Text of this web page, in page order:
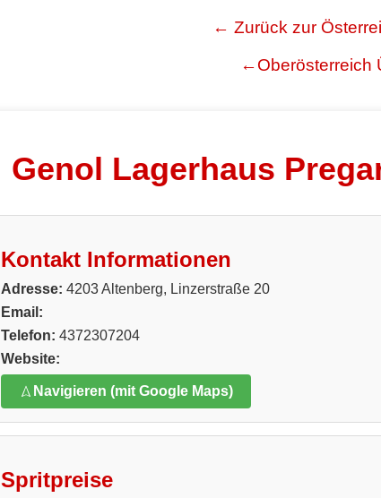
← Zurück zur
←Oberösterreich
Genol Lagerhaus
Kontakt Informationen
Adresse: 4203 Altenberg, Linzerstraße 20
Email:
Telefon: 4372307204
Website:
Navigieren (mit Google Maps)
Spritpreise